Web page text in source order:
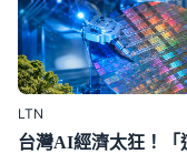
LTN
台灣AI經濟太狂！「